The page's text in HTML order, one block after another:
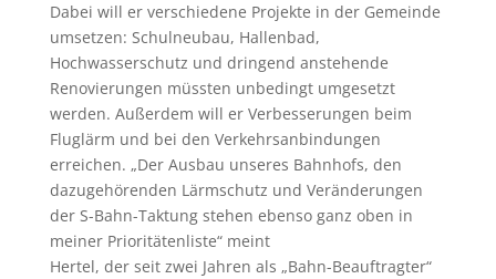
Dabei will er verschiedene Projekte in der Gemeinde
umsetzen: Schulneubau, Hallenbad,
Hochwasserschutz und dringend anstehende
Renovierungen müssten unbedingt umgesetzt
werden. Außerdem will er Verbesserungen beim
Fluglärm und bei den Verkehrsanbindungen
erreichen. „Der Ausbau unseres Bahnhofs, den
dazugehörenden Lärmschutz und Veränderungen
der S-Bahn-Taktung stehen ebenso ganz oben in
meiner Prioritätenliste“ meint
Hertel, der seit zwei Jahren als „Bahn-Beauftragter“